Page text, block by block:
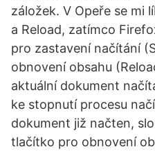
záložek. V Opeře se mi
a Reload, zatímco
pro zastavení načítání
obnovení obsahu
aktuální dokument
ke stopnutí procesu
dokument již načten,
tlačítko pro obnovení